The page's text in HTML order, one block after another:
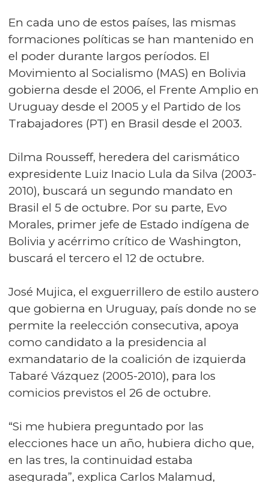
En cada uno de estos países, las mismas
formaciones políticas se han mantenido en
el poder durante largos períodos. El
Movimiento al Socialismo (MAS) en Bolivia
gobierna desde el 2006, el Frente Amplio en
Uruguay desde el 2005 y el Partido de los
Trabajadores (PT) en Brasil desde el 2003.
Dilma Rousseff, heredera del carismático
expresidente Luiz Inacio Lula da Silva (2003-
2010), buscará un segundo mandato en
Brasil el 5 de octubre. Por su parte, Evo
Morales, primer jefe de Estado indígena de
Bolivia y acérrimo crítico de Washington,
buscará el tercero el 12 de octubre.
José Mujica, el exguerrillero de estilo austero
que gobierna en Uruguay, país donde no se
permite la reelección consecutiva, apoya
como candidato a la presidencia al
exmandatario de la coalición de izquierda
Tabaré Vázquez (2005-2010), para los
comicios previstos el 26 de octubre.
“Si me hubiera preguntado por las
elecciones hace un año, hubiera dicho que,
en las tres, la continuidad estaba
asegurada”, explica Carlos Malamud,